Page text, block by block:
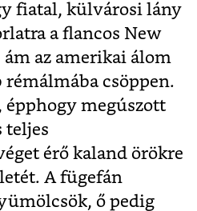
fiatal, külvárosi lány
a flancos New
az amerikai álom
csöppen.
épphogy megúszott
teljes
érő kaland örökre
A fügefán
ő pedig